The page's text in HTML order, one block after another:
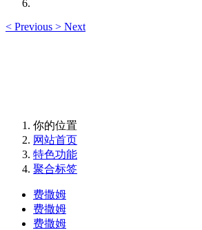
< Previous > Next
你的位置
网站首页
特色功能
聚合标签
费撒姆
费撒姆
费撒姆